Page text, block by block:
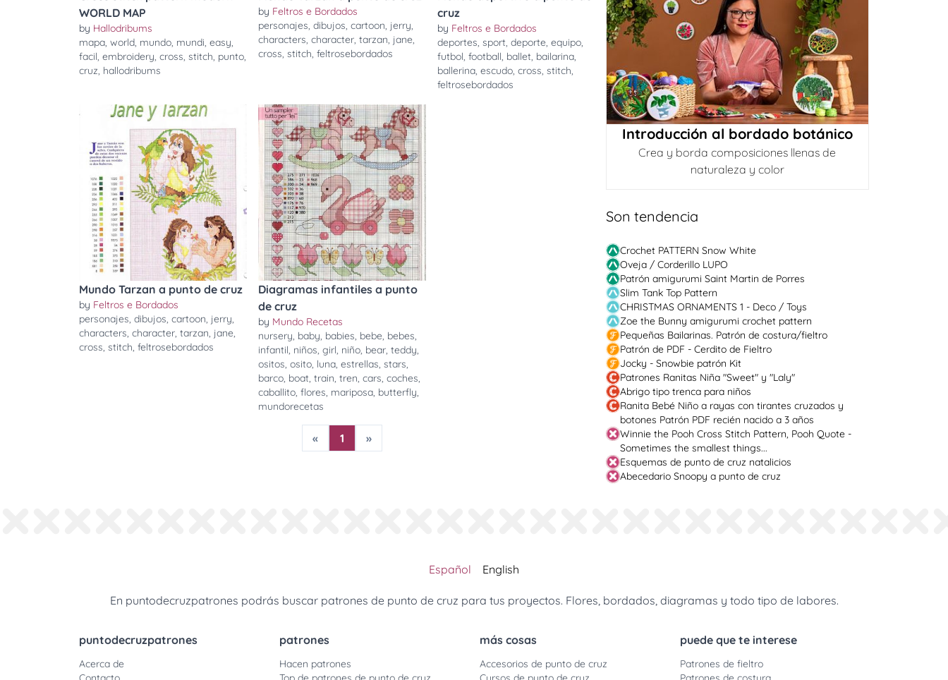
WORLD MAP
by Hallodribums
mapa, world, mundo, mundi, easy,
facil, embroidery, cross, stitch, punto,
cruz, hallodribums
by Feltros e Bordados
personajes,dibujos,cartoon, jerry,
characters,character,tarzan, jane,
cross,stitch,feltrosebordados
cruz
by Feltros e Bordados
deportes,sport,deporte,equipo,
futbol,football, ballet, bailarina,
ballerina,escudo,cross,stitch,
feltrosebordados
Mundo Tarzan a punto de cruz
by Feltros e Bordados
personajes, dibujos, cartoon, jerry,
characters, character, tarzan, jane,
cross, stitch, feltrosebordados
Diagramas infantiles a punto
de cruz
by Mundo Recetas
nursery, baby, babies, bebe, bebes,
infantil, niños,girl, niño, bear,teddy,
ositos,osito, luna,estrellas,stars,
barco, boat,train,tren,cars,coches,
caballito,flores, mariposa, butterfly,
mundorecetas
« 1 »
Introducción al bordado botánico
Crea y borda composiciones llenas de
naturaleza y color
Son tendencia
Crochet PATTERN Snow White
Oveja / Corderillo LUPO
Patrón amigurumi Saint Martin de Porres
Slim Tank Top Pattern
CHRISTMAS ORNAMENTS 1 - Deco / Toys
Zoe the Bunny amigurumi crochet pattern
Pequeñas Bailarinas. Patrón de costura/fieltro
Patrón de PDF - Cerdito de Fieltro
Jocky - Snowbie patrón Kit
Patrones Ranitas Niña "Sweet" y "Laly"
Abrigo tipo trenca para niños
Ranita Bebé Niño a rayas con tirantes cruzados y
botones Patrón PDF recién nacido a 3 años
Winnie the Pooh Cross Stitch Pattern, Pooh Quote -
Sometimes the smallest things...
Esquemas de punto de cruz natalicios
Abecedario Snoopy a punto de cruz
Español English
En puntodecruzpatrones podrás buscar patrones de punto de cruz para tus proyectos. Flores, bordados, diagramas y todo tipo de labores.
puntodecruzpatrones
Acerca de
patrones
Hacen patrones
más cosas
Accesorios de punto de cruz
puede que te interese
Patrones de fieltro